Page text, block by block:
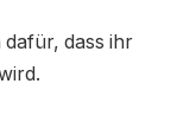
dafür, dass ihr